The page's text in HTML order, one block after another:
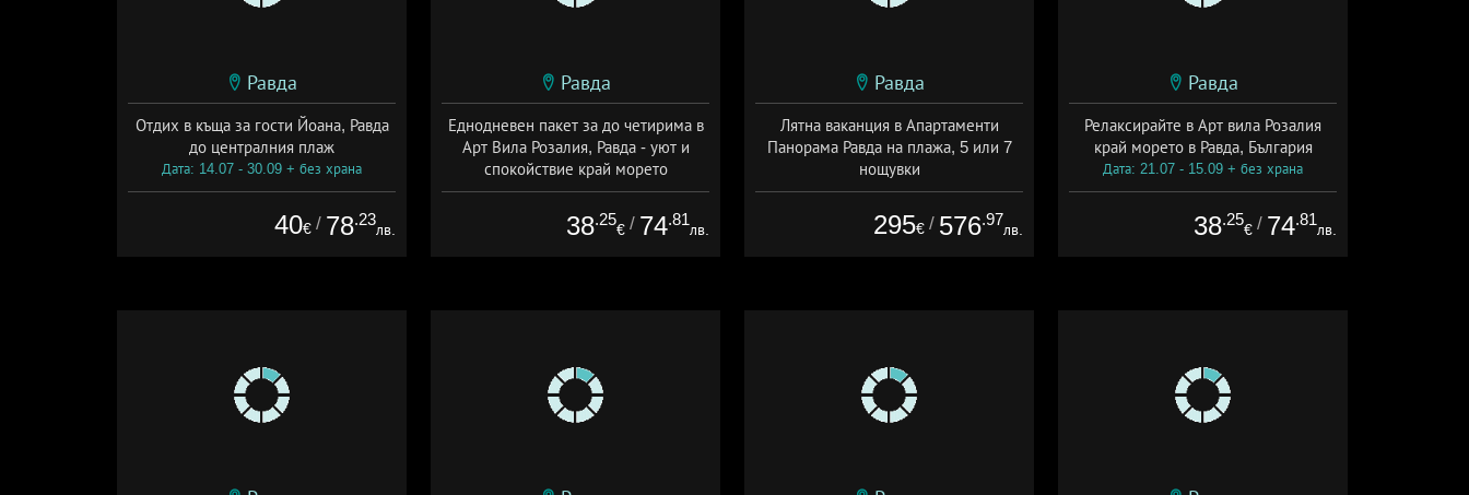
Равда
Отдих в къща за гости Йоана, Равда
до централния плаж
Дата: 14.07 - 30.09 + без храна
40€ / 78.23
лв.
Равда
Еднодневен пакет за до четирима в
Арт Вила Розалия, Равда - уют и
спокойствие край морето
Дата: 01.06 - 15.09 + без храна
38.25
€ / 74.81
лв.
Равда
Лятна ваканция в Апартаменти
Панорама Равда на плажа, 5 или 7
нощувки
+ без храна
295€ / 576.97
лв.
Равда
Релаксирайте в Арт вила Розалия
край морето в Равда, България
Дата: 21.07 - 15.09 + без храна
38.25
€ / 74.81
лв.